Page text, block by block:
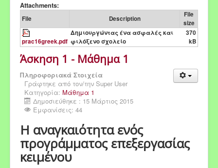
Attachments:
File Description
File
size
prac16greek.pdf
Δημιουργώντας ένα ασφαλές και
φιλόξενο σχολείο
370
kB
Άσκηση 1 - Μάθημα 1
Πληροφοριακά Στοιχεία
Γράφτηκε από τον/την Super User
Κατηγορία: Μάθημα 1
Δημοσιεύθηκε : 15 Μάρτιος 2015
Εμφανίσεις: 44
Η αναγκαιότητα ενός
προγράμματος επεξεργασίας
κειμένου